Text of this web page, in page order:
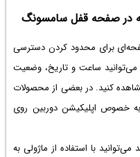
در صفحه قفل سامسونگ
برای محدود کردن دسترسی
ساعت و تاریخ، وضعیت
کنید. در بعضی از محصولات
به خصوص اپلیکیشن دوربین روی
با استفاده از ماژولی به